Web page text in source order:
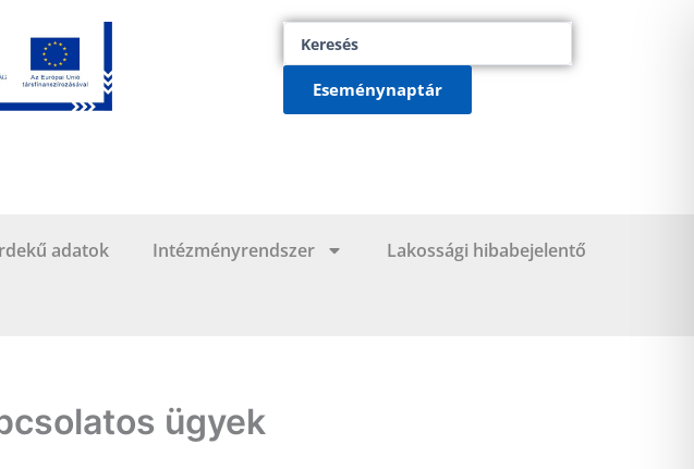
Eseménynaptár
adatok Intézményrendszer Lakossági hibabejelentő
ügyek